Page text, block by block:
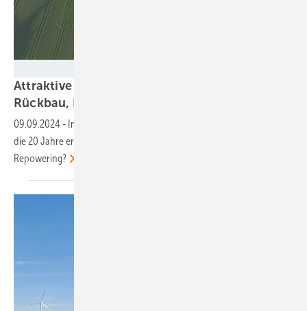
Attraktive Möglichkeiten für Weiterbetrieb,
Rückbau, Recycling und
09.09.2024 - In Deutschland haben viele Windturbinen inzwischen
die 20 Jahre erreicht. Wie geht es weiter? Wer hilft bei Rückbau und
Repowering?